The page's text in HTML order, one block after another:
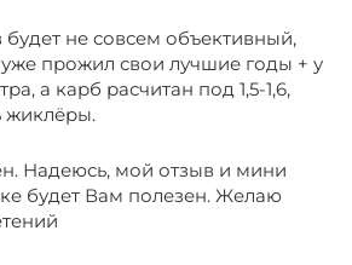
не совсем объективный,
уже прожил свои лучшие годы + у
а карб расчитан под 1,5-1,6,
жиклёры.
Надеюсь, мой отзыв и мини
будет Вам полезен. Желаю